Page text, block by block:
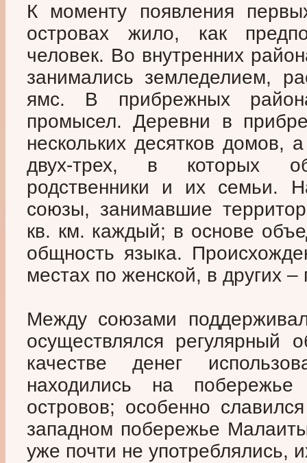
К моменту появления
островах жило, как
человек. Во внутренних
занимались земледелием,
ямс. В прибрежных
промысел. Деревни в
нескольких десятков домов,
двух-трех, в которых
родственники и их семьи.
союзы, занимавшие
кв. км. каждый; в основе
общность языка.
местах по женской, в других
Между союзами
осуществлялся регулярный
качестве денег
находились на
островов; особенно
западном побережье
уже почти не употреблялись,